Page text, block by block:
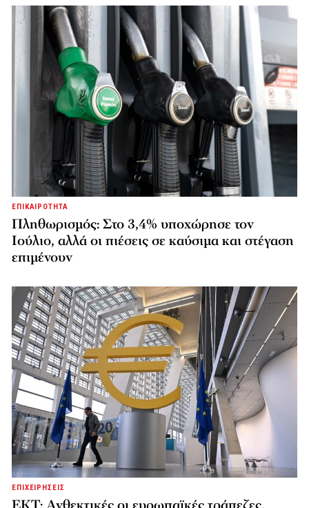
ΕΠΙΚΑΙΡΟΤΗΤΑ
Πληθωρισμός: Στο 3,4% υποχώρησε τον
Ιούλιο, αλλά οι πιέσεις σε καύσιμα και στέγαση
επιμένουν
ΕΠΙΧΕΙΡΗΣΕΙΣ